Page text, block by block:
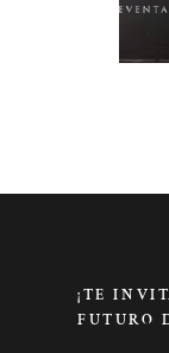
¡TE
FUTURO